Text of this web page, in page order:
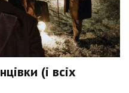
(і всіх